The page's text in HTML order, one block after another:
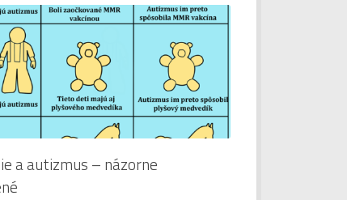
a autizmus – názorne